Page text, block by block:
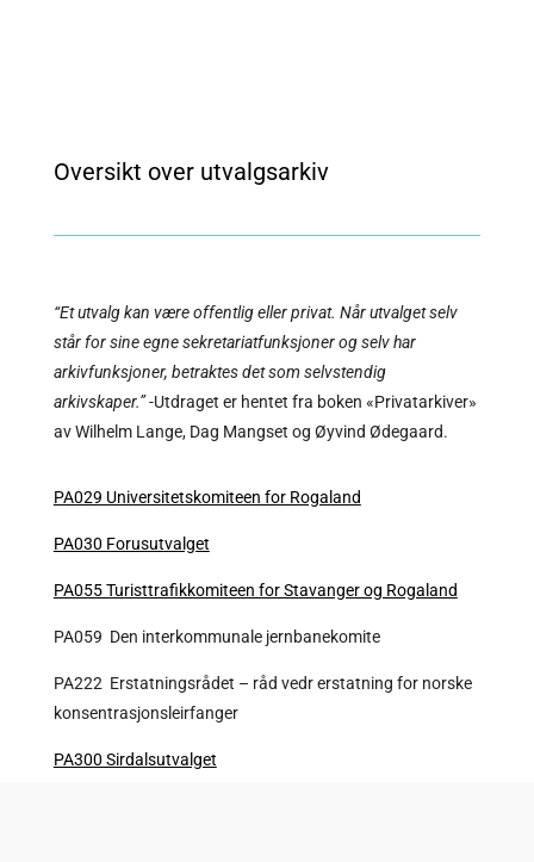
Oversikt over utvalgsarkiv
“Et utvalg kan være offentlig eller privat. Når utvalget selv
står for sine egne sekretariatfunksjoner og selv har
arkivfunksjoner, betraktes det som selvstendig
arkivskaper.”-Utdraget er hentet fra boken «Privatarkiver»
av Wilhelm Lange, Dag Mangset og Øyvind Ødegaard.
PA029 Universitetskomiteen for Rogaland
PA030 Forusutvalget
PA055 Turisttrafikkomiteen for Stavanger og Rogaland
PA059 Den interkommunale jernbanekomite
PA222 Erstatningsrådet – råd vedr erstatning for norske
konsentrasjonsleirfanger
PA300 Sirdalsutvalget